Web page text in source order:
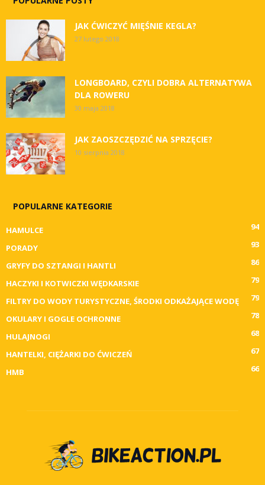
JAK ĆWICZYĆ MIĘŚNIE KEGLA?
27 lutego 2018
LONGBOARD, CZYLI DOBRA ALTERNATYWA
DLA ROWERU
30 maja 2018
JAK ZAOSZCZĘDZIĆ NA SPRZĘCIE?
10 sierpnia 2018
POPULARNE KATEGORIE
HAMULCE
94
PORADY
93
GRYFY DO SZTANGI I HANTLI
86
HACZYKI I KOTWICZKI WĘDKARSKIE
79
FILTRY DO WODY TURYSTYCZNE, ŚRODKI ODKAŻAJĄCE WODĘ
79
OKULARY I GOGLE OCHRONNE
78
HULAJNOGI
68
HANTELKI, CIĘŻARKI DO ĆWICZEŃ
67
HMB
66